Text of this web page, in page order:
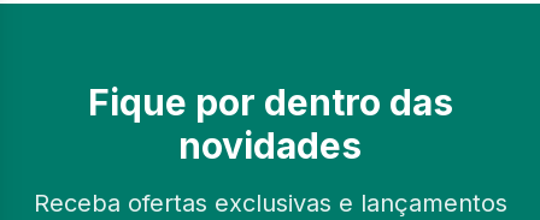
Fique por dentro das
novidades
Receba ofertas exclusivas e lançamentos